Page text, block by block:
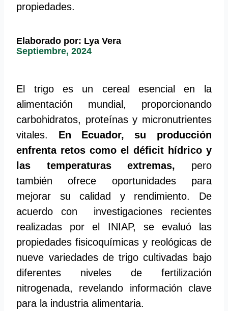
propiedades.
Elaborado por: Lya Vera
Septiembre, 2024
El trigo es un cereal esencial en la
alimentación mundial, proporcionando
carbohidratos, proteínas y micronutrientes
vitales. En Ecuador, su producción
enfrenta retos como el déficit hídrico y
las temperaturas extremas, pero
también ofrece oportunidades para
mejorar su calidad y rendimiento. De
acuerdo con investigaciones recientes
realizadas por el INIAP, se evaluó las
propiedades fisicoquímicas y reológicas de
nueve variedades de trigo cultivadas bajo
diferentes niveles de fertilización
nitrogenada, revelando información clave
para la industria alimentaria.